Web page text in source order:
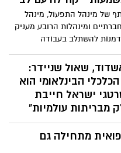
של מינהל התפעול, מינהל
ומינהלות הרובע מעניק
להשתלב בעבודה
תחושת אחריות, מסוגלות
שאול שניידר:
הבינלאומי הוא
ישראל חייבת
מבריתות עולמיות"
נמל אשדוד, שאול שניידר,
סחר חוץ, שהתקיים בבורסה
את החזון האסטרטגי
מתחילה גם